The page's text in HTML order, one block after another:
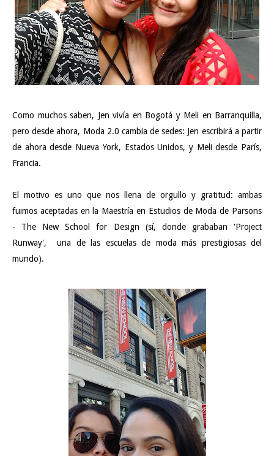
Como muchos saben, Jen vivía en Bogotá y Meli en Barranquilla,
pero desde ahora, Moda 2.0 cambia de sedes: Jen escribirá a partir
de ahora desde Nueva York, Estados Unidos, y Meli desde París,
Francia.
El motivo es uno que nos llena de orgullo y gratitud: ambas
fuimos aceptadas en la Maestría en Estudios de Moda de Parsons
- The New School for Design (sí, donde grababan 'Project
Runway', una de las escuelas de moda más prestigiosas del
mundo).